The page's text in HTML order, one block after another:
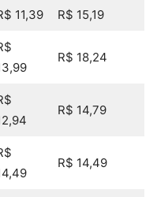
11,39 R$ 15,19
R$ 18,24
R$ 14,79
R$ 14,49